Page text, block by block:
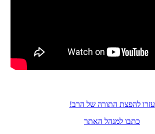
עזרו להפצת התורה של הרב!
כתבו למנהל האתר